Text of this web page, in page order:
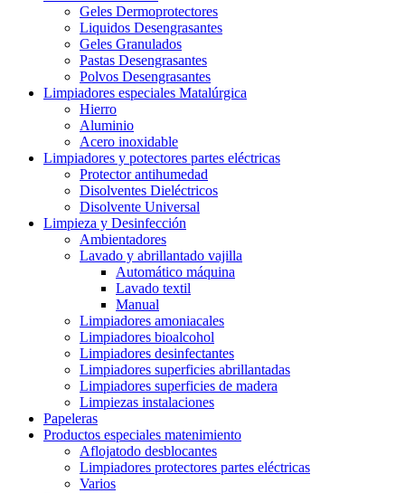
Geles Dermoprotectores
Liquidos Desengrasantes
Geles Granulados
Pastas Desengrasantes
Polvos Desengrasantes
Limpiadores especiales Matalúrgica
Hierro
Aluminio
Acero inoxidable
Limpiadores y potectores partes eléctricas
Protector antihumedad
Disolventes Dieléctricos
Disolvente Universal
Limpieza y Desinfección
Ambientadores
Lavado y abrillantado vajilla
Automático máquina
Lavado textil
Manual
Limpiadores amoniacales
Limpiadores bioalcohol
Limpiadores desinfectantes
Limpiadores superficies abrillantadas
Limpiadores superficies de madera
Limpiezas instalaciones
Papeleras
Productos especiales matenimiento
Aflojatodo desblocantes
Limpiadores protectores partes eléctricas
Varios